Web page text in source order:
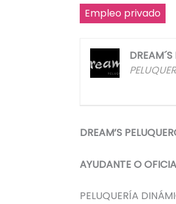
Empleo privado
DREAM’S
AYUDANTE O
PELUQUERÍA